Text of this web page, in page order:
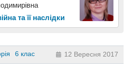
та її наслідки
6 клас 12 Вересня 2017